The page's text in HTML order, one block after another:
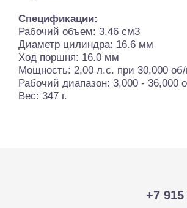
Спецификации:
Рабочий объем: 3.46 см3
Диаметр цилиндра: 16.6 мм
Ход поршня: 16.0 мм
Мощность: 2,00 л.с. при 30,000
Рабочий диапазон: 3,000 - 36,000
Вес: 347 г.
+7 915